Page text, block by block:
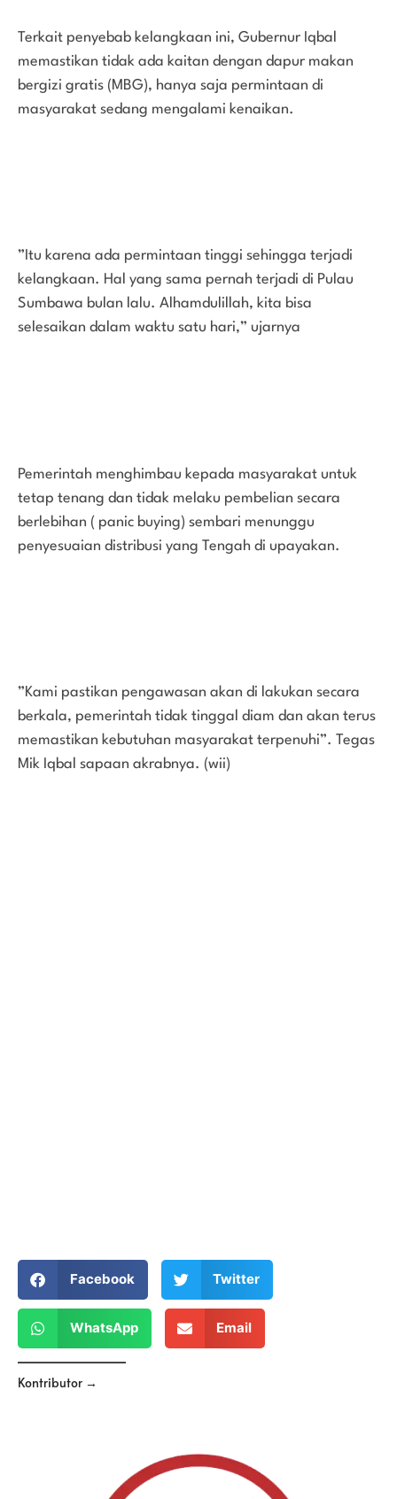
Terkait penyebab kelangkaan ini, Gubernur Iqbal
memastikan tidak ada kaitan dengan dapur makan
bergizi gratis (MBG), hanya saja permintaan di
masyarakat sedang mengalami kenaikan.
”Itu karena ada permintaan tinggi sehingga terjadi
kelangkaan. Hal yang sama pernah terjadi di Pulau
Sumbawa bulan lalu. Alhamdulillah, kita bisa
selesaikan dalam waktu satu hari,” ujarnya
Pemerintah menghimbau kepada masyarakat untuk
tetap tenang dan tidak melaku pembelian secara
berlebihan ( panic buying) sembari menunggu
penyesuaian distribusi yang Tengah di upayakan.
”Kami pastikan pengawasan akan di lakukan secara
berkala, pemerintah tidak tinggal diam dan akan terus
memastikan kebutuhan masyarakat terpenuhi”. Tegas
Mik Iqbal sapaan akrabnya. (wii)
Facebook Twitter
WhatsApp Email
Kontributor →